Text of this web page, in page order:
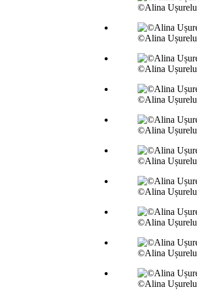
©Alina Ușurelu
©Alina Ușurelu
©Alina Ușurelu
©Alina Ușurelu
©Alina Ușurelu
©Alina Ușurelu
©Alina Ușurelu
©Alina Ușurelu
©Alina Ușurelu
©Alina Ușurelu